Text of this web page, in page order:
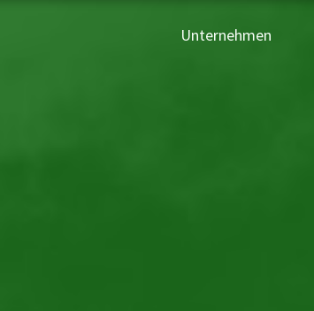
Unternehmen